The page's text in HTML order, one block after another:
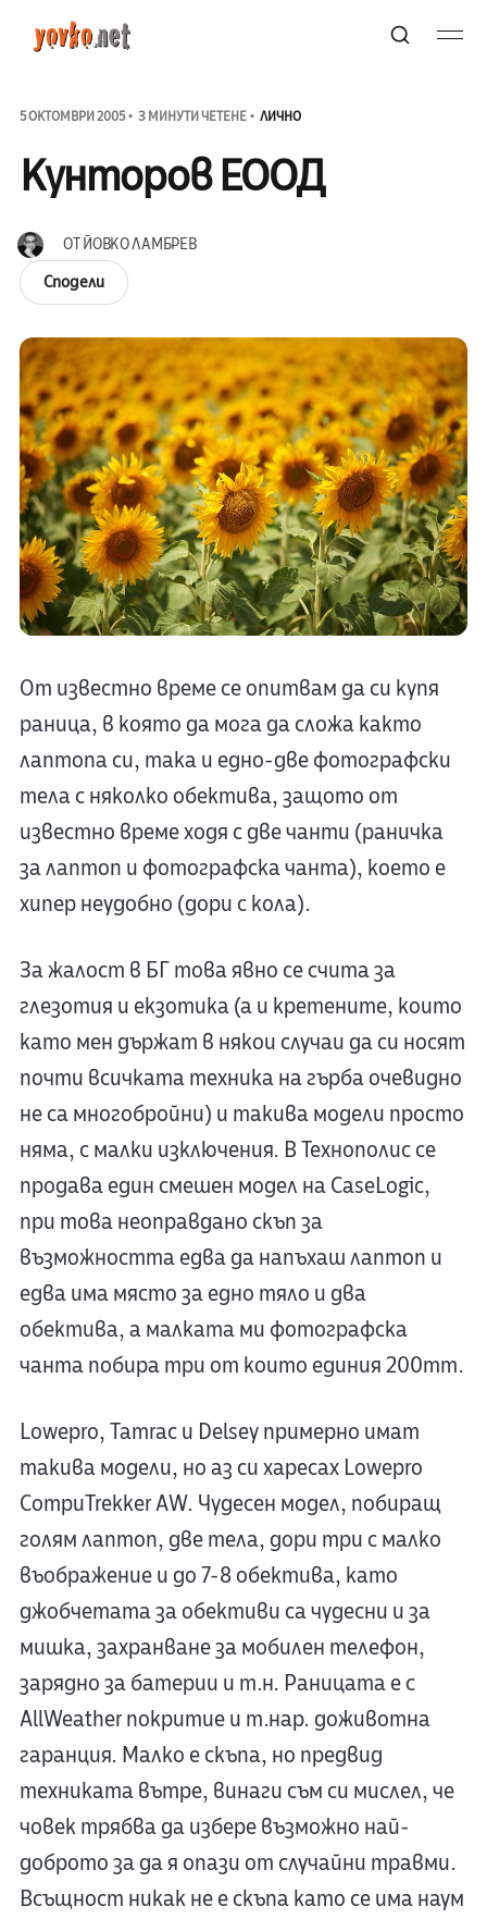
5 ОКТОМВРИ 2005 3 МИНУТИ ЧЕТЕНЕ ЛИЧНО
Кунторов ЕООД
ОТЙОВКО ЛАМБРЕВ
Сподели
От известно време се опитвам да си купя
раница, в която да мога да сложа както
лаптопа си, така и едно-две фотографски
тела с няколко обектива, защото от
известно време ходя с две чанти (раничка
за лаптоп и фотографска чанта), което е
хипер неудобно (дори с кола).
За жалост в БГ това явно се счита за
глезотия и екзотика (а и кретените, които
като мен държат в някои случаи да си носят
почти всичката техника на гърба очевидно
не са многобройни) и такива модели просто
няма, с малки изключения. В Технополис се
продава един смешен модел на CaseLogic,
при това неоправдано скъп за
възможността едва да напъхаш лаптоп и
едва има място за едно тяло и два
обектива, а малката ми фотографска
чанта побира три от които единия 200mm.
Lowepro, Tamrac и Delsey примерно имат
такива модели, но аз си харесах Lowepro
CompuTrekker AW. Чудесен модел, побиращ
голям лаптоп, две тела, дори три с малко
въображение и до 7-8 обектива, като
джобчетата за обективи са чудесни и за
мишка, захранване за мобилен телефон,
зарядно за батерии и т.н. Раницата е с
AllWeather покритие и т.нар. доживотна
гаранция. Малко е скъпа, но предвид
техниката вътре, винаги съм си мислел, че
човек трябва да избере възможно най-
доброто за да я опази от случайни травми.
Всъщност никак не е скъпа като се има наум